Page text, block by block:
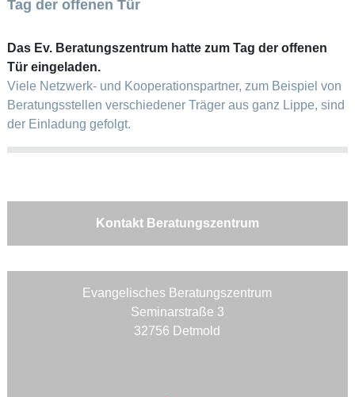
Tag der offenen Tür
Das Ev. Beratungszentrum hatte zum Tag der offenen
Tür eingeladen.
Viele Netzwerk- und Kooperationspartner, zum Beispiel von
Beratungsstellen verschiedener Träger aus ganz Lippe, sind
der Einladung gefolgt.
Kontakt Beratungszentrum
Evangelisches Beratungszentrum
Seminarstraße 3
32756 Detmold